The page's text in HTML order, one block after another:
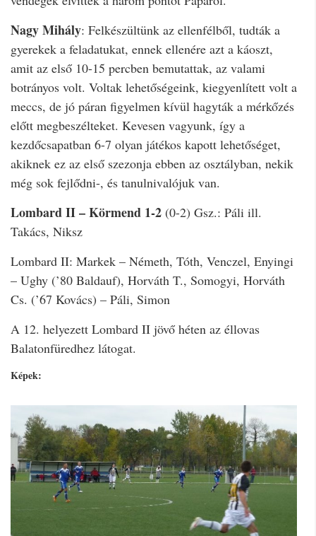
Nagy Mihály: Felkészültünk az ellenfélből, tudták a
gyerekek a feladatukat, ennek ellenére azt a káoszt,
amit az első 10-15 percben bemutattak, az valami
botrányos volt. Voltak lehetőségeink, kiegyenlített volt a
meccs, de jó páran figyelmen kívül hagyták a mérkőzés
előtt megbeszélteket. Kevesen vagyunk, így a
kezdőcsapatban 6-7 olyan játékos kapott lehetőséget,
akiknek ez az első szezonja ebben az osztályban, nekik
még sok fejlődni-, és tanulnivalójuk van.
Lombard II – Körmend 1-2 (0-2) Gsz.: Páli ill.
Takács, Niksz
Lombard II: Markek – Németh, Tóth, Venczel, Enyingi
– Ughy (’80 Baldauf), Horváth T., Somogyi, Horváth
Cs. (’67 Kovács) – Páli, Simon
A 12. helyezett Lombard II jövő héten az éllovas
Balatonfüredhez látogat.
Képek: